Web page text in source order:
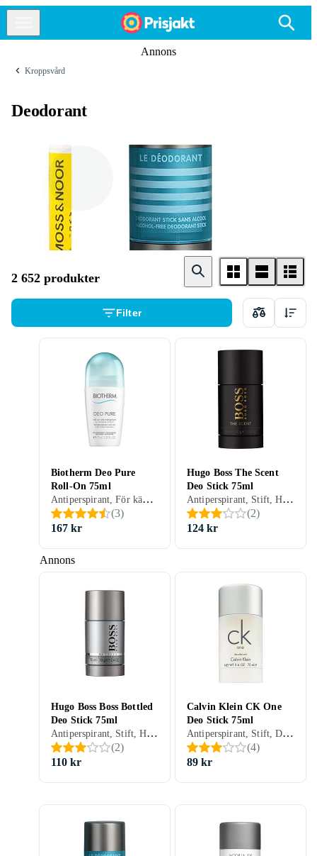
Annons
Kroppsvård
Deodorant
Herr Dam
2 652 produkter
Filter
Annons
Biotherm Deo Pure
Roll-On 75ml
Antiperspirant, För känslig hud, Roll-On, Dam, Herr, 75 ml
(3)
167 kr
Hugo Boss The Scent
Deo Stick 75ml
Antiperspirant, Stift, Herr, 75 ml
(2)
124 kr
Hugo Boss Boss Bottled
Deo Stick 75ml
Antiperspirant, Stift, Herr, 75 ml
(2)
110 kr
Calvin Klein CK One
Deo Stick 75ml
Antiperspirant, Stift, Dam, Herr, 75 ml
(4)
89 kr